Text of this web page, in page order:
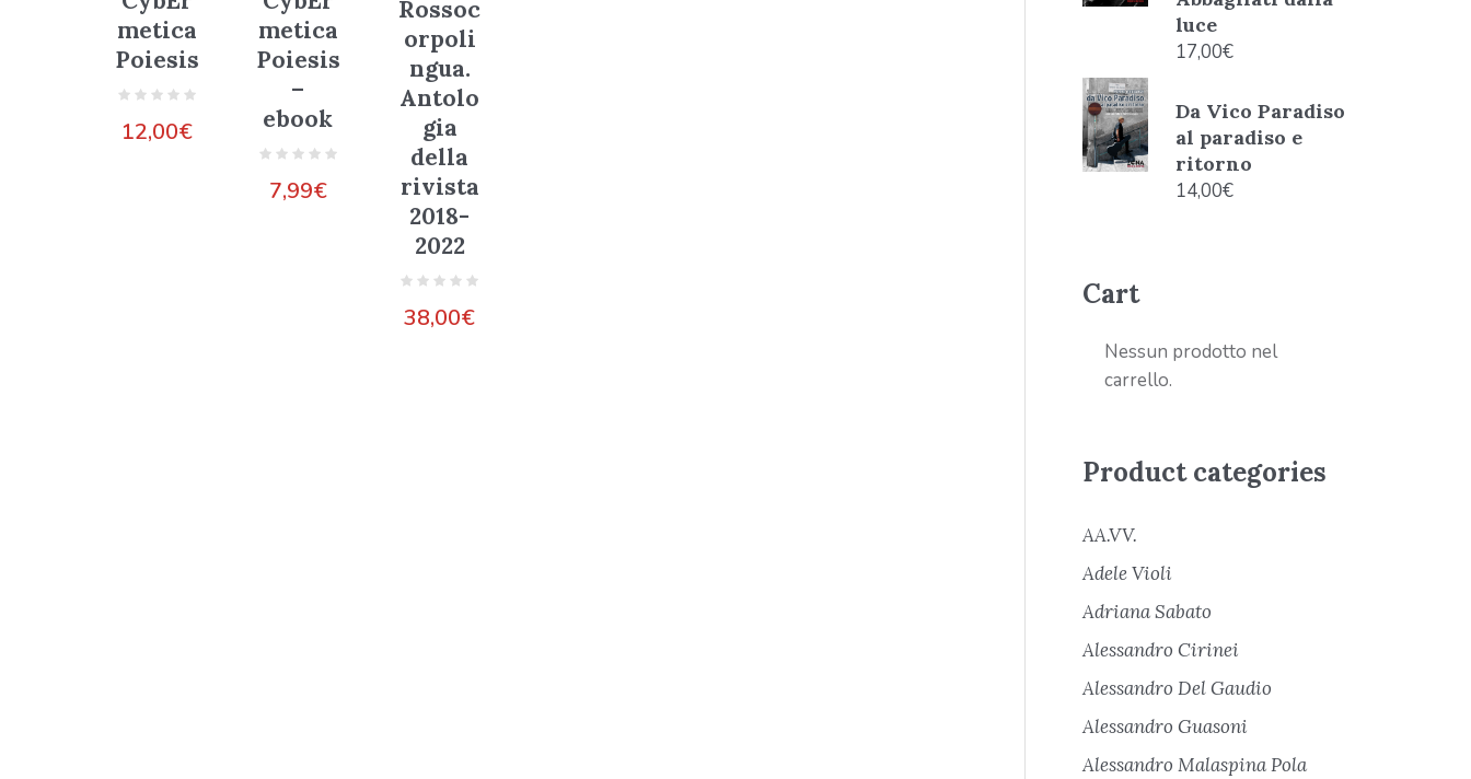
metica
Poiesis
12,00€
metica
Poiesis
–
ebook
7,99€
Rossoc
orpoli
ngua.
Antolo
gia
della
rivista
2018-
2022
38,00€
luce
17,00€
Da Vico Paradiso
al paradiso e
ritorno
14,00€
Cart
Nessun prodotto nel
carrello.
Product categories
AA.VV.
Adele Violi
Adriana Sabato
Alessandro Cirinei
Alessandro Del Gaudio
Alessandro Guasoni
Alessandro Malaspina Pola